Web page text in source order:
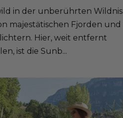
in der unberührten Wildnis
majestätischen Fjorden und
Hier, weit entfernt
ist die Sunb...